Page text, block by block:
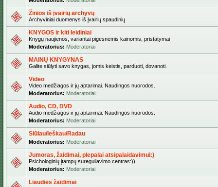
Žinios iš įvairių archyvų
Archyviniai duomenys iš įvairių spaudinių
KNYGOS ir kiti leidiniai
Knygų naujienos, variantai pigesnėmis kainomis, pristatymai
Moderatorius: Moderatoriai
MAINŲ KNYGYNAS
Galite siūlyti savo knygas, jomis keistis, parduoti, dovanoti.
Video
Video medžiagos ir jų aptarimai. Naudingos nuorodos.
Moderatorius: Moderatoriai
Audio, CD, DVD
Audio medžiagos ir jų aptarimai. Naudingos nuorodos.
Moderatorius: Moderatoriai
Siūlau/Ieškau/Radau
Moderatorius: Moderatoriai
Jumoras, žaidimai, plepalai atsipalaidavimui:)
Psichologinių įtampų sureguliavimo centras:))
Moderatorius: Moderatoriai
Liaudies žaidimai